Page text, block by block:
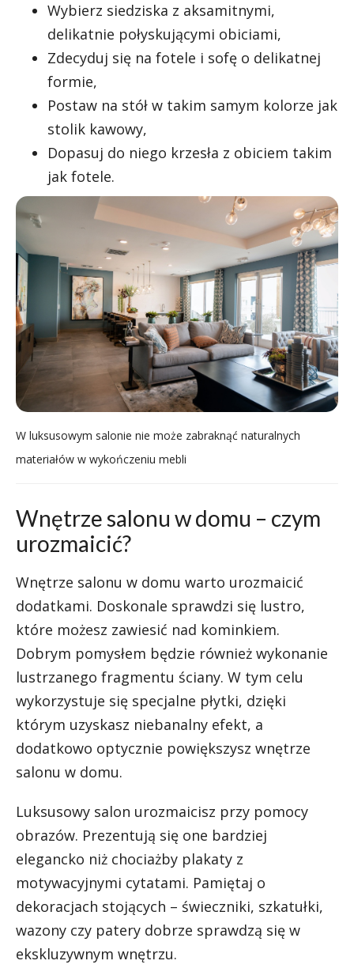
Wybierz siedziska z aksamitnymi,
delikatnie połyskującymi obiciami,
Zdecyduj się na fotele i sofę o delikatnej
formie,
Postaw na stół w takim samym kolorze jak
stolik kawowy,
Dopasuj do niego krzesła z obiciem takim
jak fotele.
W luksusowym salonie nie może zabraknąć naturalnych
materiałów w wykończeniu mebli
Wnętrze salonu w domu – czym
urozmaicić?
Wnętrze salonu w domu warto urozmaicić
dodatkami. Doskonale sprawdzi się lustro,
które możesz zawiesić nad kominkiem.
Dobrym pomysłem będzie również wykonanie
lustrzanego fragmentu ściany. W tym celu
wykorzystuje się specjalne płytki, dzięki
którym uzyskasz niebanalny efekt, a
dodatkowo optycznie powiększysz wnętrze
salonu w domu.
Luksusowy salon urozmaicisz przy pomocy
obrazów. Prezentują się one bardziej
elegancko niż chociażby plakaty z
motywacyjnymi cytatami. Pamiętaj o
dekoracjach stojących – świeczniki, szkatułki,
wazony czy patery dobrze sprawdzą się w
ekskluzywnym wnętrzu.